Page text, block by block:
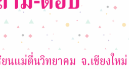
เห็นครั้งถัดไป